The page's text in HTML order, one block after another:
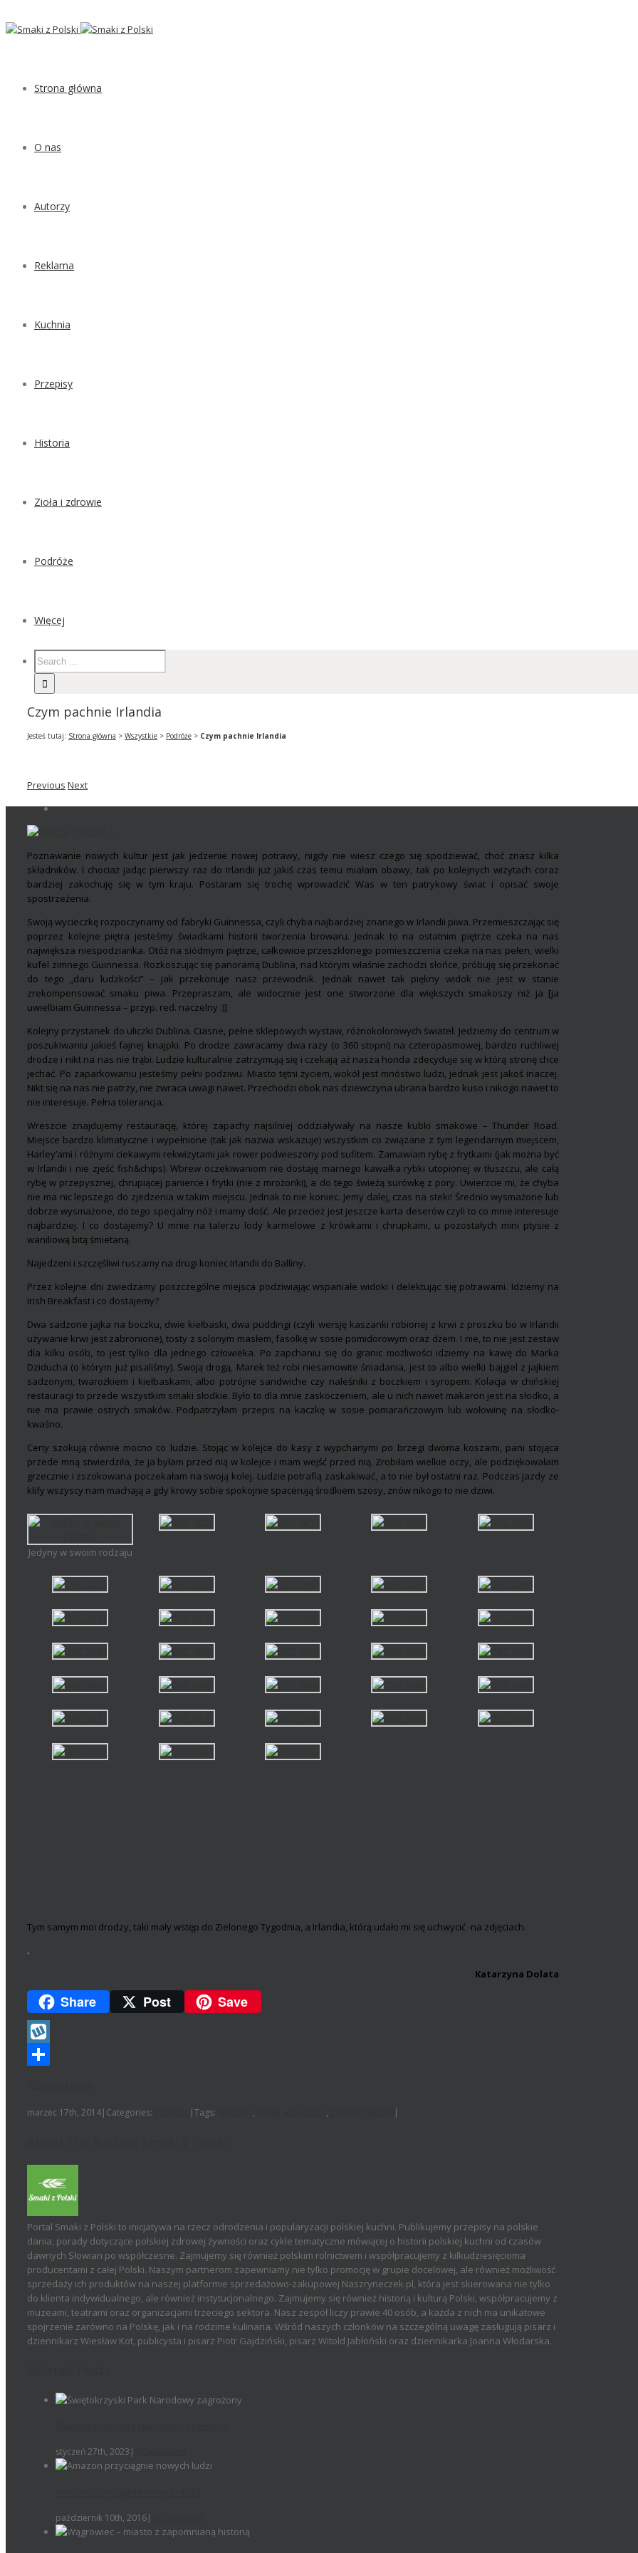
Strona główna
O nas
Autorzy
Reklama
Kuchnia
Przepisy
Historia
Zioła i zdrowie
Podróże
Więcej
Czym pachnie Irlandia
Jesteś tutaj: Strona główna > Wszystkie > Podróże > Czym pachnie Irlandia
Previous Next
Poznawanie nowych kultur jest jak jedzenie nowej potrawy, nigdy nie wiesz czego się spodziewać, choć znasz kilka
składników. I chociaż jadąc pierwszy raz do Irlandii już jakiś czas temu miałam obawy, tak po kolejnych wizytach coraz
bardziej zakochuję się w tym kraju. Postaram się trochę wprowadzić Was w ten patrykowy świat i opisać swoje
spostrzeżenia.
Swoją wycieczkę rozpoczynamy od fabryki Guinnessa, czyli chyba najbardziej znanego w Irlandii piwa. Przemieszczając się
poprzez kolejne piętra jesteśmy świadkami historii tworzenia browaru. Jednak to na ostatnim piętrze czeka na nas
największa niespodzianka. Otóż na siódmym piętrze, całkowicie przeszklonego pomieszczenia czeka na nas pełen, wielki
kufel zimnego Guinnessa. Rozkoszując się panoramą Dublina, nad którym właśnie zachodzi słońce, próbuję się przekonać
do tego „daru ludzkości” – jak przekonuje nasz przewodnik. Jednak nawet tak piękny widok nie jest w stanie
zrekompensować smaku piwa. Przepraszam, ale widocznie jest one stworzone dla większych smakoszy niż ja [ja
uwielbiam Guinnessa – przyp. red. naczelny :)]
Kolejny przystanek do uliczki Dublina. Ciasne, pełne sklepowych wystaw, różnokolorowych świateł. Jedziemy do centrum w
poszukiwaniu jakieś fajnej knajpki. Po drodze zawracamy dwa razy (o 360 stopni) na czteropasmowej, bardzo ruchliwej
drodze i nikt na nas nie trąbi. Ludzie kulturalnie zatrzymują się i czekają aż nasza honda zdecyduje się w którą stronę chce
jechać. Po zaparkowaniu jesteśmy pełni podziwu. Miasto tętni życiem, wokół jest mnóstwo ludzi, jednak jest jakoś inaczej.
Nikt się na nas nie patrzy, nie zwraca uwagi nawet. Przechodzi obok nas dziewczyna ubrana bardzo kuso i nikogo nawet to
nie interesuje. Pełna tolerancja.
Wreszcie znajdujemy restaurację, której zapachy najsilniej oddziaływały na nasze kubki smakowe – Thunder Road.
Miejsce bardzo klimatyczne i wypełnione (tak jak nazwa wskazuje) wszystkim co związane z tym legendarnym miejscem,
Harley’ami i różnymi ciekawymi rekwizytami jak rower podwieszony pod sufitem. Zamawiam rybę z frytkami (jak można być
w Irlandii i nie zjeść fish&chips). Wbrew oczekiwaniom nie dostaję marnego kawałka rybki utopionej w tłuszczu, ale całą
rybę w przepysznej, chrupiącej panierce i frytki (nie z mrożonki), a do tego świeżą surówkę z pory. Uwierzcie mi, że chyba
nie ma nic lepszego do zjedzenia w takim miejscu. Jednak to nie koniec. Jemy dalej, czas na steki! Średnio wysmażone lub
dobrze wysmażone, do tego specjalny nóż i mamy dość. Ale przecież jest jeszcze karta deserów czyli to co mnie interesuje
najbardziej. I co dostajemy? U mnie na talerzu lody karmelowe z krówkami i chrupkami, u pozostałych mini ptysie z
waniliową bitą śmietaną.
Najedzeni i szczęśliwi ruszamy na drugi koniec Irlandii do Balliny.
Przez kolejne dni zwiedzamy poszczególne miejsca podziwiając wspaniałe widoki i delektując się potrawami. Idziemy na
Irish Breakfast i co dostajemy?
Dwa sadzone jajka na boczku, dwie kiełbaski, dwa puddingi (czyli wersję kaszanki robionej z krwi z proszku bo w Irlandii
używanie krwi jest zabronione), tosty z solonym masłem, fasolkę w sosie pomidorowym oraz dżem. I nie, to nie jest zestaw
dla kilku osób, to jest tylko dla jednego człowieka. Po zapchaniu się do granic możliwości idziemy na kawę do Marka
Dziducha (o którym już pisaliśmy). Swoją drogą, Marek też robi niesamowite śniadania, jest to albo wielki bajgiel z jajkiem
sadzonym, twarożkiem i kiełbaskami, albo potrójne sandwiche czy naleśniki z boczkiem i syropem. Kolacja w chińskiej
restauracji to przede wszystkim smaki słodkie. Było to dla mnie zaskoczeniem, ale u nich nawet makaron jest na słodko, a
nie ma prawie ostrych smaków. Podpatrzyłam przepis na kaczkę w sosie pomarańczowym lub wołowinę na słodko-
kwaśno.
Ceny szokują równie mocno co ludzie. Stojąc w kolejce do kasy z wypchanymi po brzegi dwoma koszami, pani stojąca
przede mną stwierdziła, że ja byłam przed nią w kolejce i mam wejść przed nią. Zrobiłam wielkie oczy, ale podziękowałam
grzecznie i zszokowana poczekałam na swoją kolej. Ludzie potrafią zaskakiwać, a to nie był ostatni raz. Podczas jazdy ze
klify wszyscy nam machają a gdy krowy sobie spokojnie spacerują środkiem szosy, znów nikogo to nie dziwi.
Jedyny w swoim rodzaju
Tym samym moi drodzy, taki mały wstęp do Zielonego Tygodnia, a Irlandia, którą udało mi się uchwycić -na zdjęciach.
.
Katarzyna Dolata
Share Post Save
Wykop
marzec 17th, 2014| Categories: |Tags: , , |
Portal Smaki z Polski to inicjatywa na rzecz odrodzenia i popularyzacji polskiej kuchni. Publikujemy przepisy na polskie
dania, porady dotyczące polskiej zdrowej żywności oraz cykle tematyczne mówiącej o historii polskiej kuchni od czasów
dawnych Słowian po współczesne. Zajmujemy się również polskim rolnictwem i współpracujemy z kilkudziesięcioma
producentami z całej Polski. Naszym partnerom zapewniamy nie tylko promocję w grupie docelowej, ale również możliwość
sprzedaży ich produktów na naszej platformie sprzedażowo-zakupowej Naszryneczek.pl, która jest skierowana nie tylko
do klienta indywidualnego, ale również instytucjonalnego. Zajmujemy się również historią i kulturą Polski, współpracujemy z
muzeami, teatrami oraz organizacjami trzeciego sektora. Nasz zespół liczy prawie 40 osób, a każda z nich ma unikatowe
spojrzenie zarówno na Polskę, jak i na rodzime kulinaria. Wśród naszych członków na szczególną uwagę zasługują pisarz i
dziennikarz Wiesław Kot, publicysta i pisarz Piotr Gajdziński, pisarz Witold Jabłoński oraz dziennikarka Joanna Włodarska.
styczeń 27th, 2023 |
październik 10th, 2016|